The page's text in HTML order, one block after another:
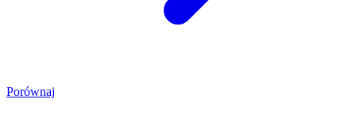
Porównaj